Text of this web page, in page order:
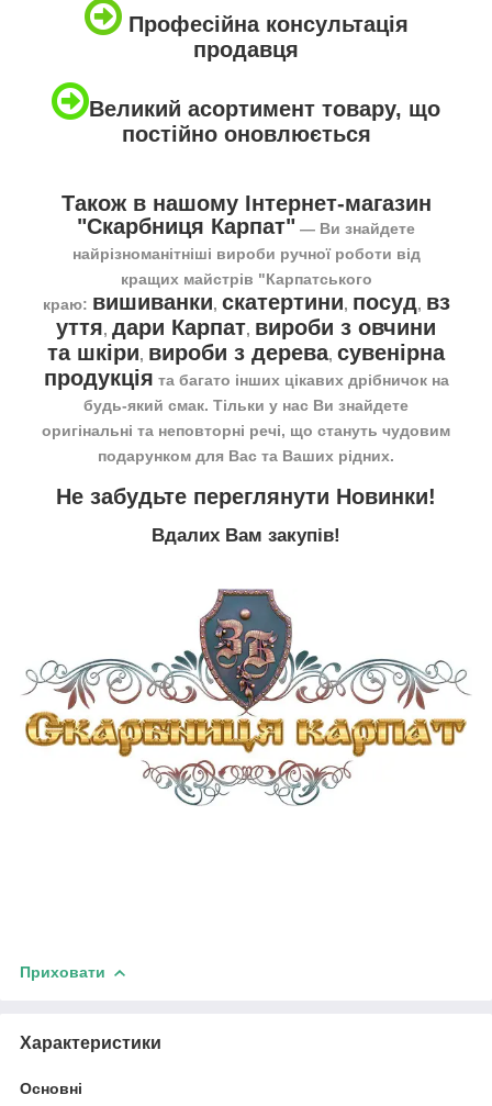
Професійна консультація
продавця
Великий асортимент товару, що
постійно оновлюється
Також в нашому Інтернет-магазин
"Скарбниця Карпат" ― Ви знайдете
найрізноманітніші вироби ручної роботи від
кращих майстрів "Карпатського
краю: вишиванки, скатертини, посуд, вз
уття, дари Карпат, вироби з овчини
та шкіри, вироби з дерева, сувенірна
продукція та багато інших цікавих дрібничок на
будь-який смак. Тільки у нас Ви знайдете
оригінальні та неповторні речі, що стануть чудовим
подарунком для Вас та Ваших рідних.
Не забудьте переглянути Новинки!
Вдалих Вам закупів!
Приховати
Характеристики
Основні